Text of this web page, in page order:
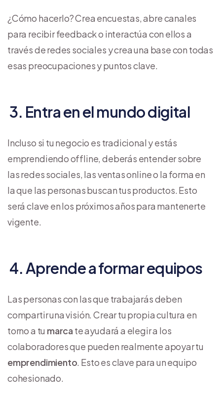
¿Cómo hacerlo? Crea encuestas, abre canales
para recibir feedback o interactúa con ellos a
través de redes sociales y crea una base con todas
esas preocupaciones y puntos clave.
3. Entra en el mundo digital
Incluso si tu negocio es tradicional y estás
emprendiendo offline, deberás entender sobre
las redes sociales, las ventas online o la forma en
la que las personas buscan tus productos. Esto
será clave en los próximos años para mantenerte
vigente.
4. Aprende a formar equipos
Las personas con las que trabajarás deben
compartir una visión. Crear tu propia cultura en
torno a tu marca te ayudará a elegir a los
colaboradores que pueden realmente apoyar tu
emprendimiento. Esto es clave para un equipo
cohesionado.